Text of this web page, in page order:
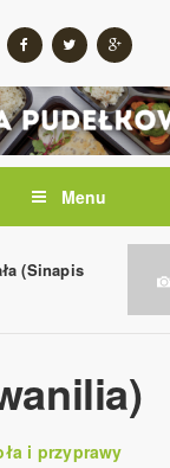
Menu
(Sinapis
i przyprawy